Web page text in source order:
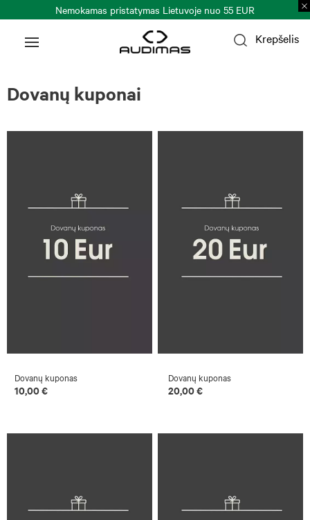
Nemokamas pristatymas Lietuvoje nuo 55 EUR
Krepšelis
Dovanų kuponai
Dovanų kuponas
10,00 €
Dovanų kuponas
20,00 €